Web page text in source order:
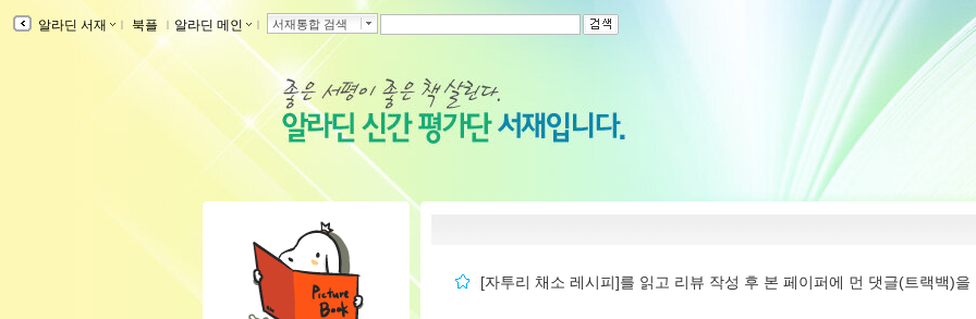
알라딘 서재 ｌ 북플 ｌ알라딘 메인 ｌ 서재통합 검색
[자투리 채소 레시피]를 읽고 리뷰 작성 후 본 페이퍼에 먼 댓글(트랙백)을